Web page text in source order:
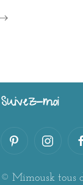
Suivez-moi
© Mimousk tous